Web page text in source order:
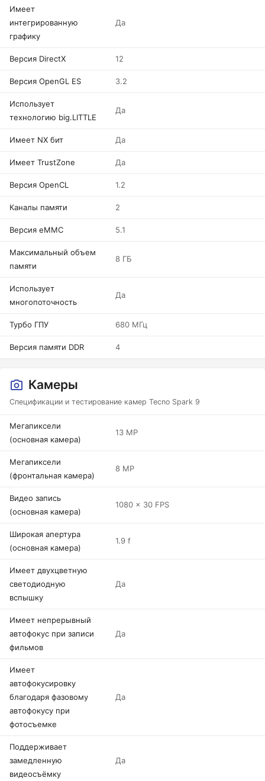
Имеет
интегрированную
графику
Да
Версия DirectX 12
Версия OpenGL ES 3.2
Использует
технологию big.LITTLE
Да
Имеет NX бит Да
Имеет TrustZone Да
Версия OpenCL 1.2
Каналы памяти 2
Версия eMMC 5.1
Максимальный объем
памяти
8 ГБ
Использует
многопоточность
Да
Турбо ГПУ 680 МГц
Версия памяти DDR 4
Камеры
Спецификации и тестирование камер Tecno Spark 9
Мегапиксели
(основная камера)
13 MP
Мегапиксели
(фронтальная камера)
8 MP
Видео запись
(основная камера)
1080 x 30 FPS
Широкая апертура
(основная камера)
1.9 f
Имеет двухцветную
светодиодную
вспышку
Да
Имеет непрерывный
автофокус при записи
фильмов
Да
Имеет
автофокусировку
благодаря фазовому
автофокусу при
фотосъемке
Да
Поддерживает
замедленную
видеосъёмку
Да